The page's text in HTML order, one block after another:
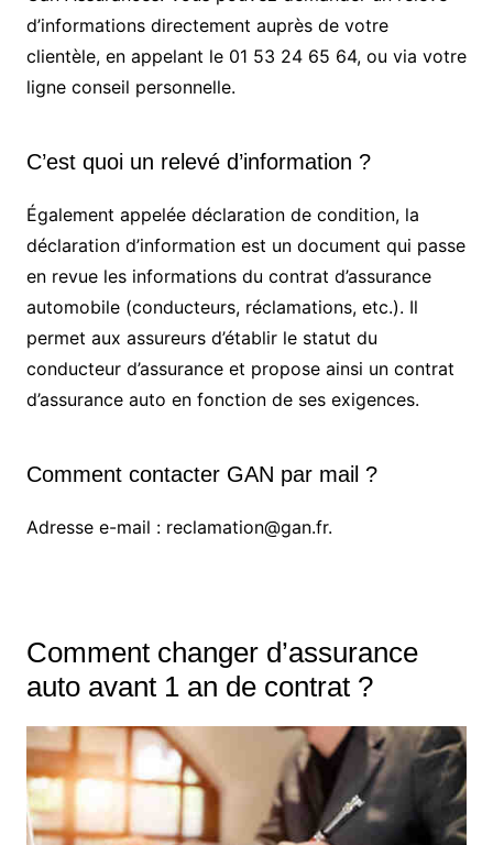
d’informations directement auprès de votre
clientèle, en appelant le 01 53 24 65 64, ou via votre
ligne conseil personnelle.
C’est quoi un relevé d’information ?
Également appelée déclaration de condition, la
déclaration d’information est un document qui passe
en revue les informations du contrat d’assurance
automobile (conducteurs, réclamations, etc.). Il
permet aux assureurs d’établir le statut du
conducteur d’assurance et propose ainsi un contrat
d’assurance auto en fonction de ses exigences.
Comment contacter GAN par mail ?
Adresse e-mail : reclamation@gan.fr.
Comment changer d’assurance
auto avant 1 an de contrat ?